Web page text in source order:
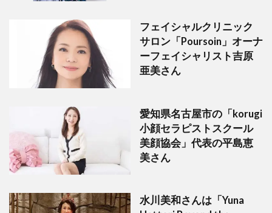
フェイシャルクリニック
サロン「Poursoin」オーナ
ーフェイシャリスト吉原
亜美さん
愛知県名古屋市の「korugi
小顔セラピストスクール
美顔協会」代表の平島恵
美さん
水川美和さんは「Yuna